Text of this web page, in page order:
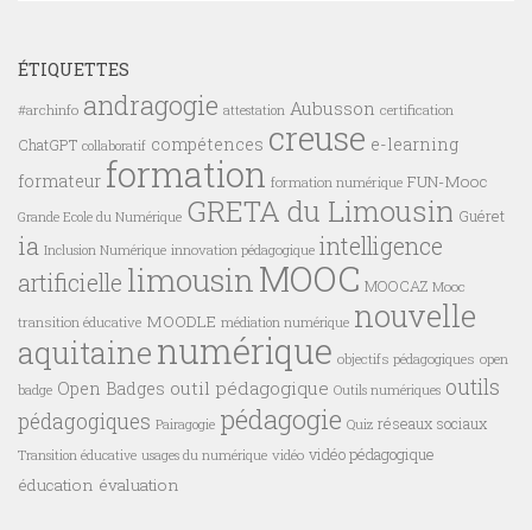
ÉTIQUETTES
#archinfo andragogie attestation Aubusson certification
ChatGPT collaboratif compétences creuse e-learning
formateur formation formation numérique FUN-Mooc
Grande Ecole du Numérique GRETA du Limousin Guéret
ia Inclusion Numérique innovation pédagogique intelligence
artificielle limousin MOOC MOOCAZ Mooc
transition éducative MOODLE médiation numérique nouvelle
aquitainenumérique objectifs pédagogiques open
badge Open Badges outil pédagogique Outils numériques outils
pédagogiques Pairagogie pédagogie Quiz réseaux sociaux
Transition éducative usages du numérique vidéo vidéo pédagogique
éducation évaluation